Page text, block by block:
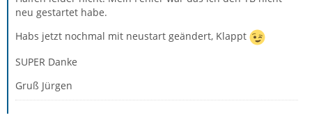
neu gestartet habe.
Habs jetzt nochmal mit neustart geändert, Klappt
SUPER Danke
Gruß Jürgen